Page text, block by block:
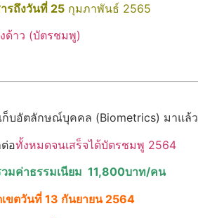
รถึงวันที่ 25 กุมภาพันธ์ 2565
เก็บอัตลักษณ์บุคคล (Biometrics) มาแล้ว
อทั้งหมดจนเสร็จได้บัตรชมพู 2564
วมค่าธรรมเนียม 11,800บาท/คน
ขตวันที่ 13 กันยายน 2564